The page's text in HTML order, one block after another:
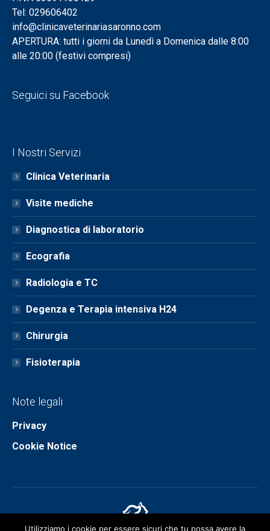
Tel: 029606402
info@clinicaveterinariasaronno.com
APERTURA: tutti i giorni da Lunedì a Domenica dalle 8:00
alle 20:00 (festivi compresi)
Seguici su Facebook
I Nostri Servizi
Clinica Veterinaria
Visite mediche
Diagnostica di laboratorio
Ecografia
Radiologia e TC
Degenza e Terapia intensiva H24
Chirurgia
Fisioterapia
Note legali
Privacy
Cookie Notice
Utilizziamo i cookie per essere sicuri che tu possa avere la